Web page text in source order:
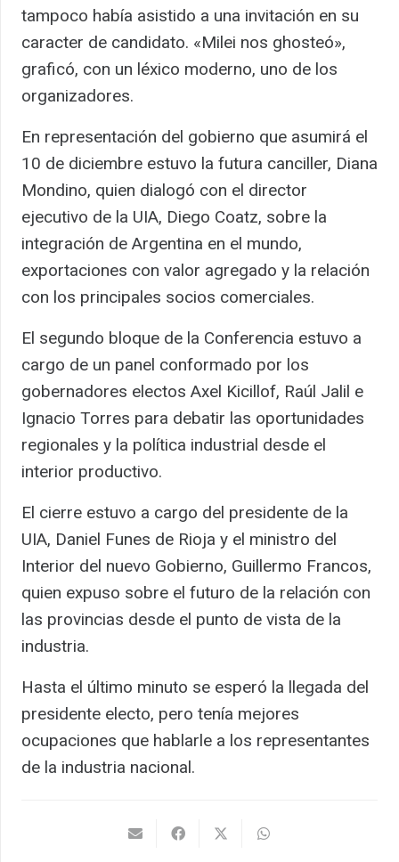
tampoco había asistido a una invitación en su
caracter de candidato. «Milei nos ghosteó»,
graficó, con un léxico moderno, uno de los
organizadores.
En representación del gobierno que asumirá el
10 de diciembre estuvo la futura canciller, Diana
Mondino, quien dialogó con el director
ejecutivo de la UIA, Diego Coatz, sobre la
integración de Argentina en el mundo,
exportaciones con valor agregado y la relación
con los principales socios comerciales.
El segundo bloque de la Conferencia estuvo a
cargo de un panel conformado por los
gobernadores electos Axel Kicillof, Raúl Jalil e
Ignacio Torres para debatir las oportunidades
regionales y la política industrial desde el
interior productivo.
El cierre estuvo a cargo del presidente de la
UIA, Daniel Funes de Rioja y el ministro del
Interior del nuevo Gobierno, Guillermo Francos,
quien expuso sobre el futuro de la relación con
las provincias desde el punto de vista de la
industria.
Hasta el último minuto se esperó la llegada del
presidente electo, pero tenía mejores
ocupaciones que hablarle a los representantes
de la industria nacional.